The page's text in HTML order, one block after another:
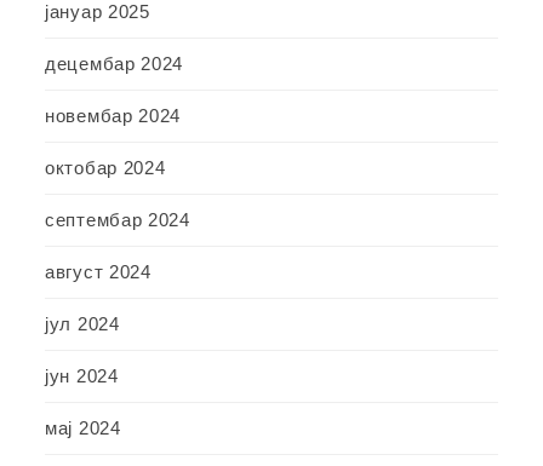
јануар 2025
децембар 2024
новембар 2024
октобар 2024
септембар 2024
август 2024
јул 2024
јун 2024
мај 2024